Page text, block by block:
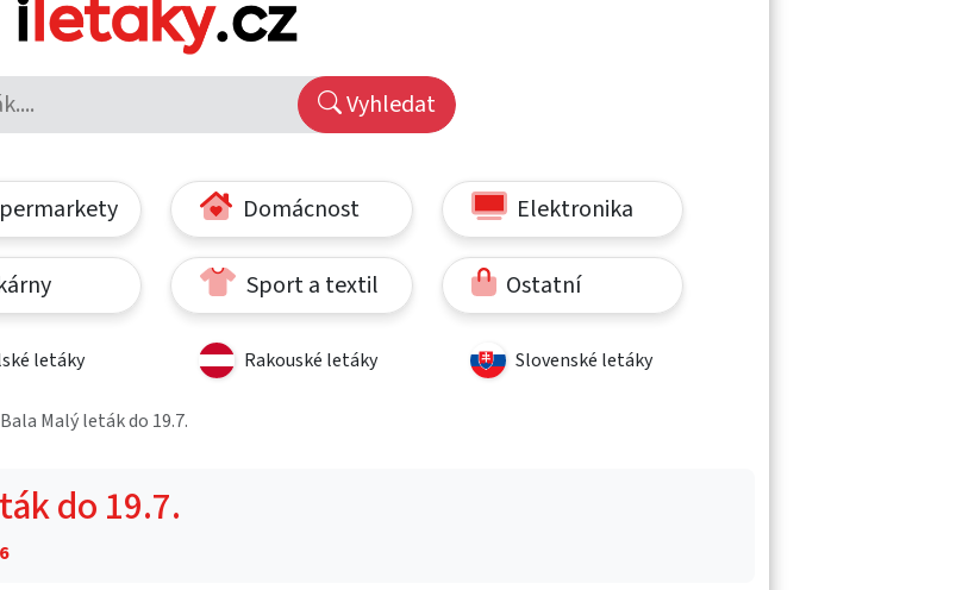
Vyhledat
Domácnost Elektronika
Sport a textil Ostatní
letáky Rakouské letáky Slovenské letáky
Malý leták do 19.7.
do 19.7.